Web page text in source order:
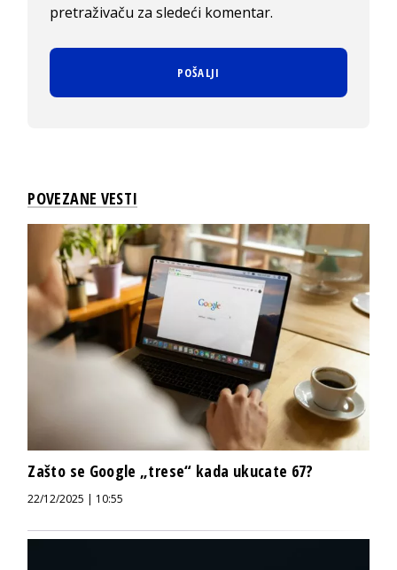
pretraživaču za sledeći komentar.
POVEZANE VESTI
Zašto se Google „trese“ kada ukucate 67?
22/12/2025 | 10:55